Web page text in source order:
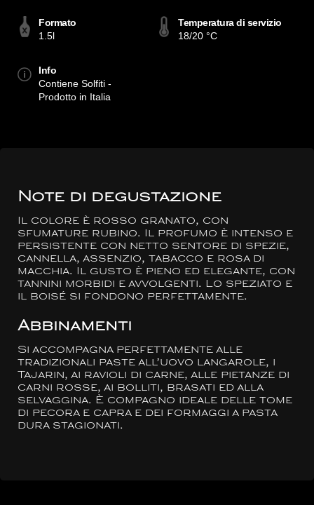
Formato
1.5l
Temperatura di servizio
18/20 °C
Info
Contiene Solfiti -
Prodotto in Italia
Note di degustazione
Il colore è rosso granato, con
sfumature rubino. Il profumo è intenso e
persistente con netto sentore di spezie,
cannella, assenzio, tabacco e rosa di
macchia. Il gusto è pieno ed elegante, con
tannini morbidi e avvolgenti. Lo speziato e
il boisé si fondono perfettamente.
Abbinamenti
Si accompagna perfettamente alle
tradizionali paste all’uovo langarole, i
Tajarin, ai ravioli di carne, alle pietanze di
carni rosse, ai bolliti, brasati ed alla
selvaggina. È compagno ideale delle tome
di pecora e capra e dei formaggi a pasta
dura stagionati.